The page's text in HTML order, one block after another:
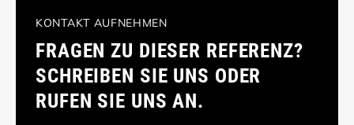
KONTAKT AUFNEHMEN
FRAGEN ZU DIESER REFERENZ?
SCHREIBEN SIE UNS ODER
RUFEN SIE UNS AN.